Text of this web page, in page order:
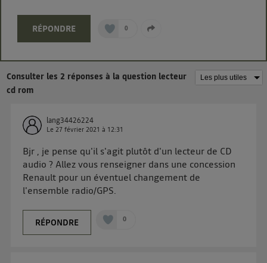
RÉPONDRE 0
Consulter les 2 réponses à la question lecteur
cd rom
lang34426224
Le27 février 2021 à 12:31
Bjr , je pense qu'il s'agit plutôt d'un lecteur de CD
audio ? Allez vous renseigner dans une concession
Renault pour un éventuel changement de
l'ensemble radio/GPS.
RÉPONDRE 0
Elle utilise un identifiant créé par votre opérateur
télécom basé sur votre adresse IP et une référence
de votre contrat internet (ex : votre numéro de
L'identifiant est associé à votre connexion internet.
Ainsi, toutes les personnes utilisant la même
Pour uneconnexion foyer(ex : Wi-Fi), la personnalisation sera basée
sur la navigation des membres du foyer ayant consentis.
uniquement sur la navigation de l'utilisateur du mobile.
Vous pouvez à tout moment retirer ce consentement
surle portail d’Utiq("
d'informations, veuillez consulter
d'information sur les données personnelles